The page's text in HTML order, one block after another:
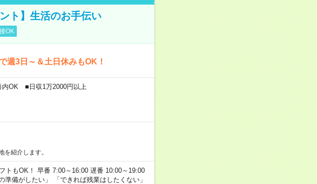
ト】生活のお手伝い
OK
3日～＆土日休みもOK！
OK ■日収1万2000円以上
紹介します。
トもOK！ 早番 7:00～16:00 遅番 10:00～19:00
準備がしたい」 「できれば残業はしたくない」